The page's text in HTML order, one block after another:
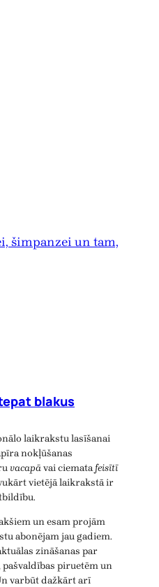
šimpanzei un tam,
blakus
laikrakstu lasīšanai
nokļūšanas
vacapāvai ciematafeisītī
vietējā laikrakstā ir
un esam projām
abonējam jau gadiem.
zināšanas par
piruetēm un
varbūt dažkārt arī